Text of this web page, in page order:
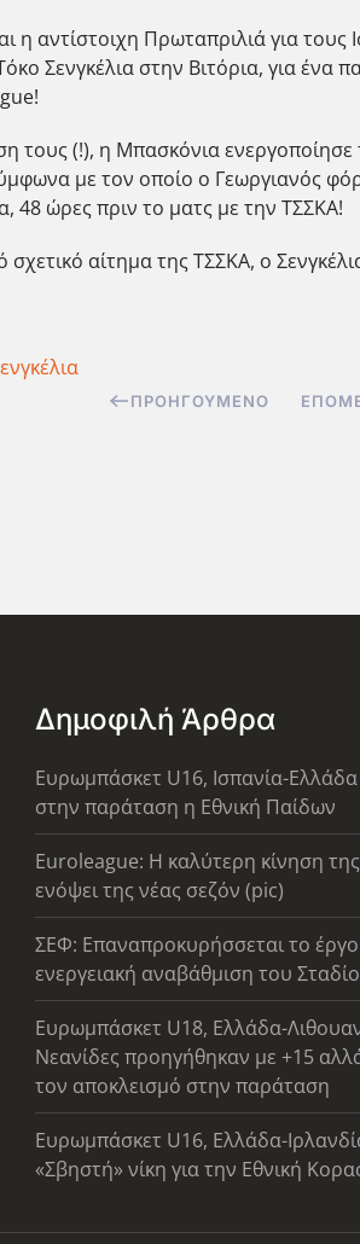
η αντίστοιχη Πρωταπριλιά για
Σενγκέλια στην Βιτόρια, για ένα
(!), η Μπασκόνια
με τον οποίο ο Γεωργιανός
48 ώρες πριν το ματς με την ΤΣΣΚΑ!
αίτημα της ΤΣΣΚΑ, ο
ΠΡΟΗΓΟΎΜΕΝΟ
Δημοφιλή Άρθρα
Ευρωμπάσκετ U16, Ισπανία-Ελλάδα
στην παράταση η Εθνική Παίδων
Euroleague: Η καλύτερη κίνηση
ενόψει της νέας σεζόν (pic)
ΣΕΦ: Επαναπροκυρήσσεται το έργο
ενεργειακή αναβάθμιση του
Ευρωμπάσκετ U18, Ελλάδα-
Νεανίδες προηγήθηκαν με +15
τον αποκλεισμό στην παράταση
Ευρωμπάσκετ U16, Ελλάδα-
«Σβηστή» νίκη για την Εθνική